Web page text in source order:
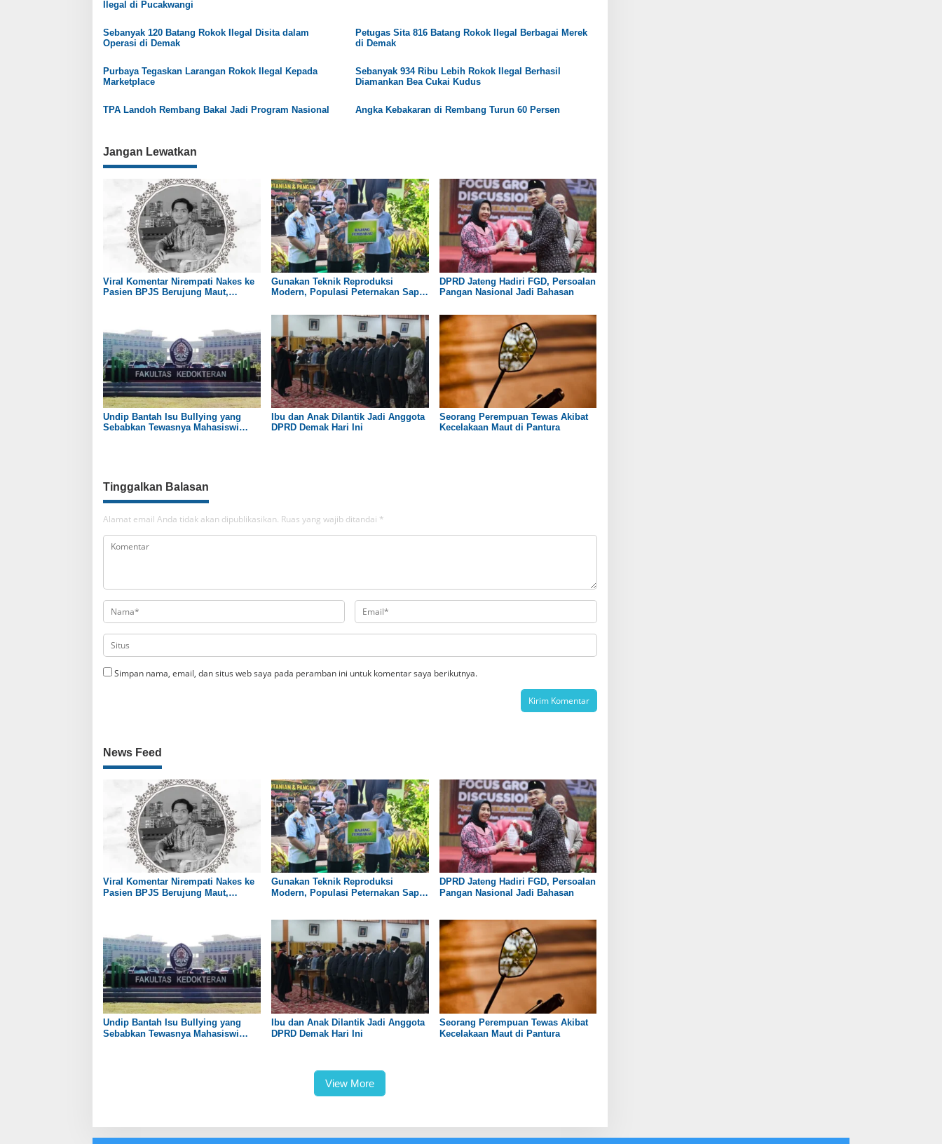
a
s
i
p
o
s
Ilegal di Pucakwangi
Sebanyak 120 Batang Rokok Ilegal Disita dalam
Operasi di Demak
Petugas Sita 816 Batang Rokok Ilegal Berbagai Merek
di Demak
Purbaya Tegaskan Larangan Rokok Ilegal Kepada
Marketplace
Sebanyak 934 Ribu Lebih Rokok Ilegal Berhasil
Diamankan Bea Cukai Kudus
TPA Landoh Rembang Bakal Jadi Program Nasional Angka Kebakaran di Rembang Turun 60 Persen
Jangan Lewatkan
Viral Komentar Nirempati Nakes ke
Pasien BPJS Berujung Maut,
Gunakan Teknik Reproduksi
Modern, Populasi Peternakan Sapi
DPRD Jateng Hadiri FGD, Persoalan
Pangan Nasional Jadi Bahasan
Undip Bantah Isu Bullying yang
Sebabkan Tewasnya Mahasiswi
Ibu dan Anak Dilantik Jadi Anggota
DPRD Demak Hari Ini
Seorang Perempuan Tewas Akibat
Kecelakaan Maut di Pantura
Tinggalkan Balasan
Alamat email Anda tidak akan dipublikasikan. Ruas yang wajib ditandai *
Simpan nama, email, dan situs web saya pada peramban ini untuk komentar saya berikutnya.
News Feed
Viral Komentar Nirempati Nakes ke
Pasien BPJS Berujung Maut,
Gunakan Teknik Reproduksi
Modern, Populasi Peternakan Sapi
DPRD Jateng Hadiri FGD, Persoalan
Pangan Nasional Jadi Bahasan
Undip Bantah Isu Bullying yang
Sebabkan Tewasnya Mahasiswi
Ibu dan Anak Dilantik Jadi Anggota
DPRD Demak Hari Ini
Seorang Perempuan Tewas Akibat
Kecelakaan Maut di Pantura
View More